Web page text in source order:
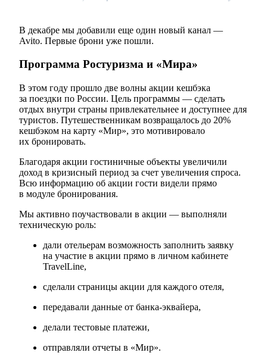
В декабре мы добавили еще один новый канал —
Avito. Первые брони уже пошли.
Программа Ростуризма и «Мира»
В этом году прошло две волны акции кешбэка
за поездки по России. Цель программы — сделать
отдых внутри страны привлекательнее и доступнее для
туристов. Путешественникам возвращалось до 20%
кешбэком на карту «Мир», это мотивировало
их бронировать.
Благодаря акции гостиничные объекты увеличили
доход в кризисный период за счет увеличения спроса.
Всю информацию об акции гости видели прямо
в модуле бронирования.
Мы активно поучаствовали в акции — выполняли
техническую роль:
дали отельерам возможность заполнить заявку
на участие в акции прямо в личном кабинете
TravelLine,
сделали страницы акции для каждого отеля,
передавали данные от банка-эквайера,
делали тестовые платежи,
отправляли отчеты в «Мир».